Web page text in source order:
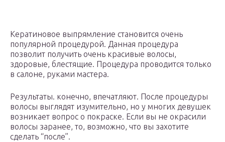
Кератиновое выпрямление становится очень
популярной процедурой. Данная процедура
позволит получить очень красивые волосы,
здоровые, блестящие. Процедура проводится только
в салоне, руками мастера.
Результаты. конечно, впечатляют. После процедуры
волосы выглядят изумительно, но у многих девушек
возникает вопрос о покраске. Если вы не окрасили
волосы заранее, то, возможно, что вы захотите
сделать “после”.